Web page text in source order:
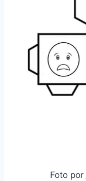
Foto por